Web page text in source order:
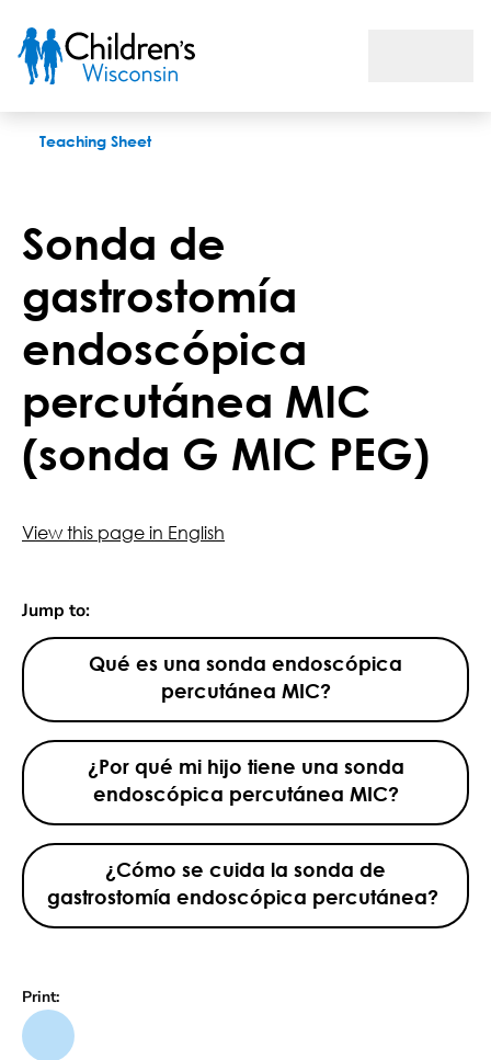
Teaching Sheet
Sonda de
gastrostomía
endoscópica
percutánea MIC
(sonda G MIC PEG)
View this page in English
Jump to:
Qué es una sonda endoscópica
percutánea MIC?
¿Por qué mi hijo tiene una sonda
endoscópica percutánea MIC?
¿Cómo se cuida la sonda de
gastrostomía endoscópica percutánea?
Print: